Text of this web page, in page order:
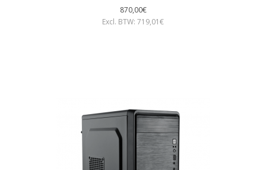
870,00€
Excl. BTW: 719,01€